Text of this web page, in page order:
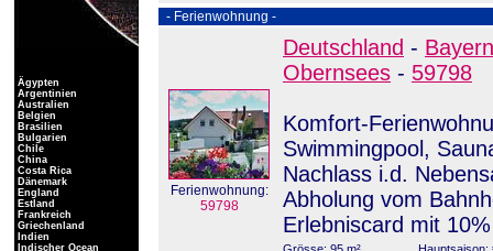
- Ferienwohnung -
Ferienwohnung:
59798
Deutschland - Bayern
Obernsees - 59798
Komfort-
Swimmingpool,
Nachlass i.d.
Abholung vom
Erlebniscard mit
Ägypten
Argentinien
Australien
Belgien
Brasilien
Bulgarien
Chile
China
Costa Rica
Dänemark
England
Estland
Frankreich
Griechenland
Indien
Indischer Ocean